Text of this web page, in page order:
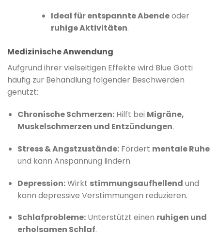
Ideal für entspannte Abendeoder
ruhige Aktivitäten.
Medizinische Anwendung
Aufgrund ihrer vielseitigen Effekte wird Blue Gotti
häufig zur Behandlung folgender Beschwerden
genutzt:
Chronische Schmerzen: Hilft bei Migräne,
Muskelschmerzen und Entzündungen.
Stress & Angstzustände: Fördert mentale Ruhe
und kann Anspannung lindern.
Depression:Wirkt stimmungsaufhellend und
kann depressive Verstimmungen reduzieren.
Schlafprobleme: Unterstützt einen ruhigen und
erholsamen Schlaf.